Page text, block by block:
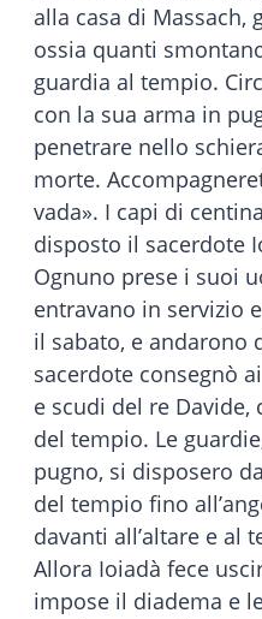
alla casa di
ossia quanti
guardia al tempio.
con la sua arma in
penetrare nello
morte.
vada». I capi di
disposto il sacerdote
Ognuno prese i suoi
entravano in servizio
il sabato, e andarono
sacerdote consegnò
e scudi del re
del tempio. Le
pugno, si disposero
del tempio fino
davanti all’altare e al
Allora Ioiadà fece
impose il diadema e